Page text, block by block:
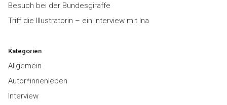
Besuch bei der Bundesgiraffe
Triff die Illustratorin – ein Interview mit Ina
Kategorien
Allgemein
Autor*innenleben
Interview